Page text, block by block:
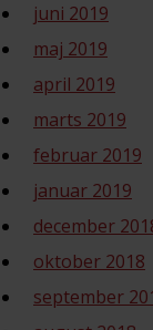
juni 2019
maj 2019
april 2019
marts 2019
februar 2019
januar 2019
december
oktober 2018
september